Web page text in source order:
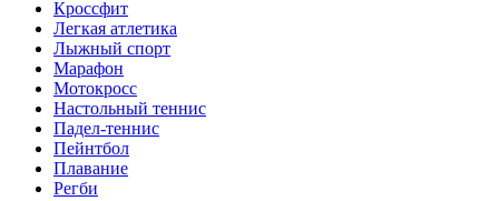
Кроссфит
Легкая атлетика
Лыжный спорт
Марафон
Мотокросс
Настольный теннис
Падел-теннис
Пейнтбол
Плавание
Регби